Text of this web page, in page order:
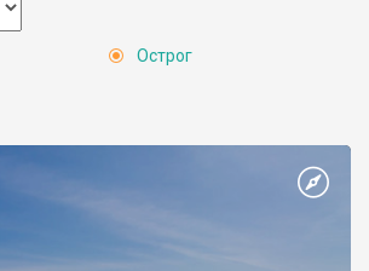
Острог